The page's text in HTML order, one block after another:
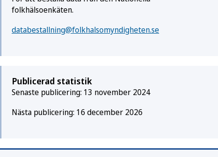
folkhälsoenkäten.
databestallning@folkhalsomyndigheten.se
Publicerad statistik
Senaste publicering: 13 november 2024
Nästa publicering: 16 december 2026